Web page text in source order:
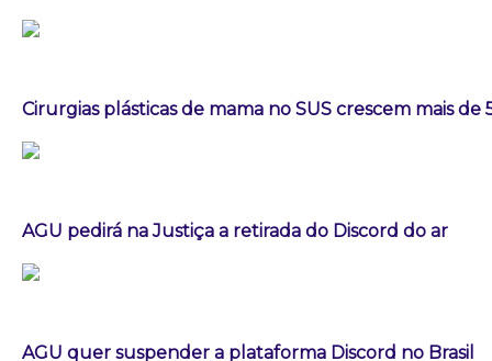
Cirurgias plásticas de mama no SUS crescem mais de
AGU pedirá na Justiça a retirada do Discord do ar
AGU quer suspender a plataforma Discord no Brasil